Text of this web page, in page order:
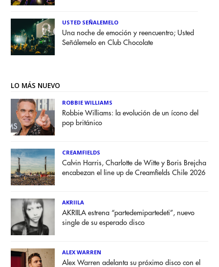
USTED SEÑALEMELO
Una noche de emoción y reencuentro; Usted
Señálemelo en Club Chocolate
LO MÁS NUEVO
ROBBIE WILLIAMS
Robbie Williams: la evolución de un ícono del
pop británico
CREAMFIELDS
Calvin Harris, Charlotte de Witte y Boris Brejcha
encabezan el line up de Creamfields Chile 2026
AKRIILA
AKRIILA estrena “partedemipartedeti”, nuevo
single de su esperado disco
ALEX WARREN
Alex Warren adelanta su próximo disco con el